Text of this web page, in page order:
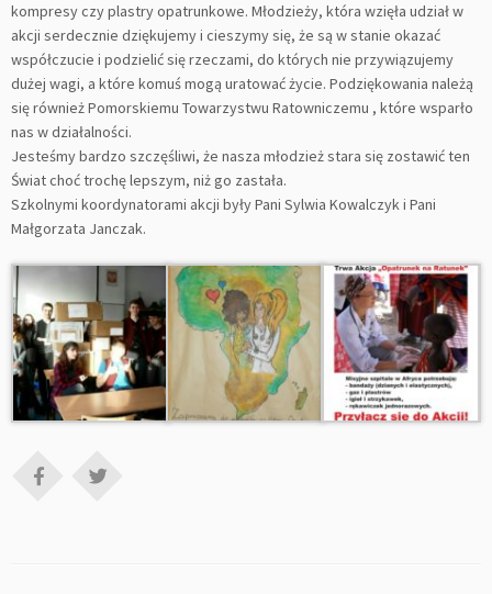
kompresy czy plastry opatrunkowe. Młodzieży, która wzięła udział w
akcji serdecznie dziękujemy i cieszymy się, że są w stanie okazać
współczucie i podzielić się rzeczami, do których nie przywiązujemy
dużej wagi, a które komuś mogą uratować życie. Podziękowania należą
się również Pomorskiemu Towarzystwu Ratowniczemu , które wsparło
nas w działalności.
Jesteśmy bardzo szczęśliwi, że nasza młodzież stara się zostawić ten
Świat choć trochę lepszym, niż go zastała.
Szkolnymi koordynatorami akcji były Pani Sylwia Kowalczyk i Pani
Małgorzata Janczak.